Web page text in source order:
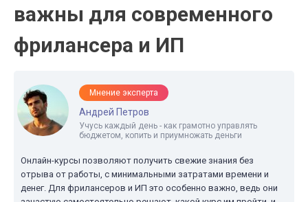
важны для современного
фрилансера и ИП
Мнение эксперта
Андрей Петров
Учусь каждый день - как грамотно управлять
бюджетом, копить и приумножать деньги
Онлайн-курсы позволяют получить свежие знания без
отрыва от работы, с минимальными затратами времени и
денег. Для фрилансеров и ИП это особенно важно, ведь они